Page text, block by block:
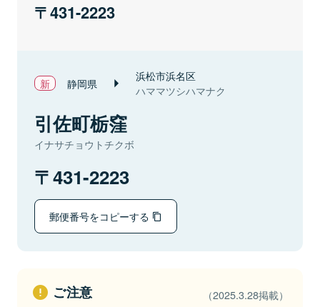
431-2223
静岡県 浜松市浜名区
ハママツシハマナク
引佐町栃窪
イナサチョウトチクボ
431-2223
郵便番号をコピーする
ご注意 （2025.3.28掲載）